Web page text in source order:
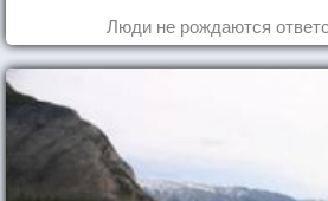
Люди не рождаются